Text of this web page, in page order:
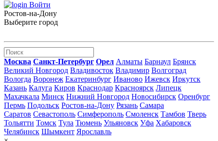
Войти
Ростов-на-Дону
Выберите город
Москва Санкт-Петербург Орел Алматы Барнаул Брянск
Великий Новгород Владивосток Владимир Волгоград
Вологда Воронеж Екатеринбург Иваново Ижевск Иркутск
Казань Калуга Киров Краснодар Красноярск Липецк
Махачкала Минск Нижний Новгород Новосибирск Оренбург
Пермь Подольск Ростов-на-Дону Рязань Самара
Саратов Севастополь Симферополь Смоленск Тамбов Тверь
Тольятти Томск Тула Тюмень Ульяновск Уфа Хабаровск
Челябинск Шымкент Ярославль